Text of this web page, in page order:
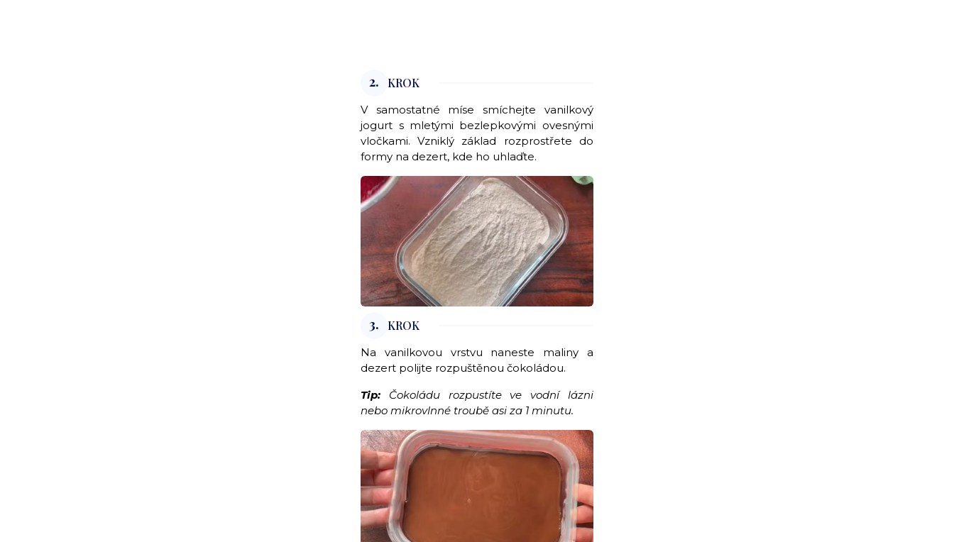
2. KROK
V samostatné míse smíchejte vanilkový
jogurt s mletými bezlepkovými ovesnými
vločkami. Vzniklý základ rozprostřete do
formy na dezert, kde ho uhlaďte.
3. KROK
Na vanilkovou vrstvu naneste maliny a
dezert polijte rozpuštěnou čokoládou.
Tip: Čokoládu rozpustíte ve vodní lázni
nebo mikrovlnné troubě asi za 1 minutu.